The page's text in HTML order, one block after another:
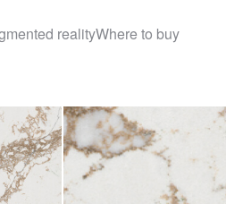
realityWhere to buy